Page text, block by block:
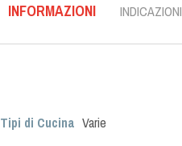
INFORMAZIONI INDICAZIONI
Tipi di Cucina Varie